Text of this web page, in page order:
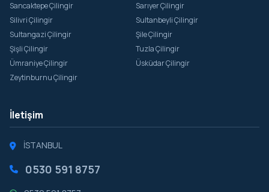
Sancaktepe Çilingir
Sarıyer Çilingir
Silivri Çilingir
Sultanbeyli Çilingir
Sultangazi Çilingir
Şile Çilingir
Şişli Çilingir
Tuzla Çilingir
Ümraniye Çilingir
Üsküdar Çilingir
Zeytinburnu Çilingir
İletişim
İSTANBUL
0530 591 8757